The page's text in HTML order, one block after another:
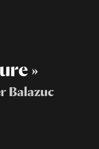
»
Balazuc